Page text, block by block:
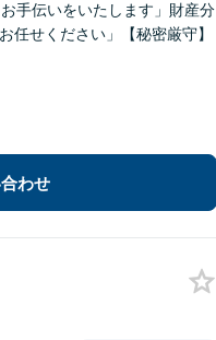
手伝いをいたします」財産分
任せください」【秘密厳守】
わせ